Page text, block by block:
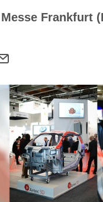
| Messe Frankfurt